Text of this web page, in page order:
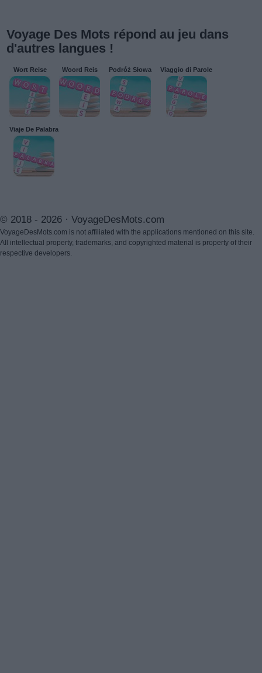
Voyage Des Mots répond au jeu dans
d'autres langues !
Wort Reise Woord Reis Podróż Słowa Viaggio di Parole
Viaje De Palabra
© 2018 - 2026 · VoyageDesMots.com
VoyageDesMots.com is not affiliated with the applications mentioned on this site.
All intellectual property, trademarks, and copyrighted material is property of their
respective developers.